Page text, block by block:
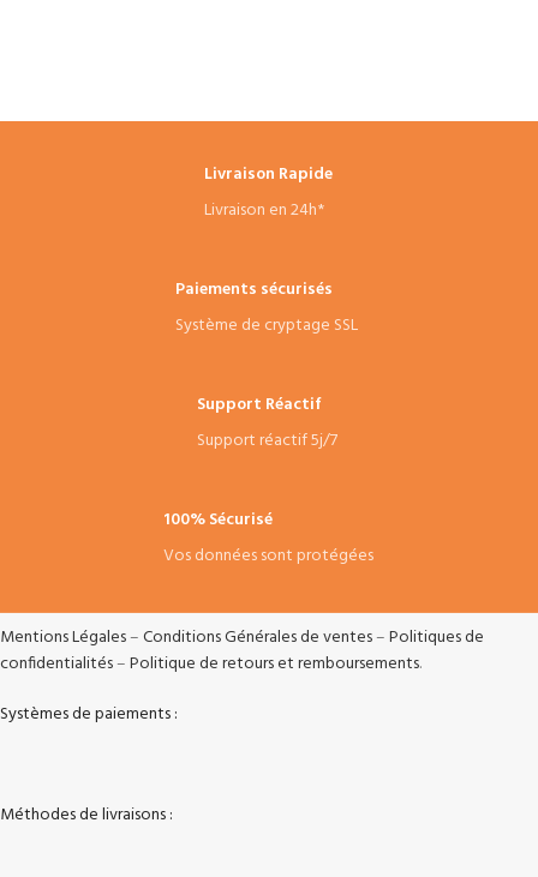
Livraison Rapide
Livraison en 24h*
Paiements sécurisés
Système de cryptage SSL
Support Réactif
Support réactif 5j/7
100% Sécurisé
Vos données sont protégées
Mentions Légales–Conditions Générales de ventes–Politiques de
confidentialités–Politique de retours et remboursements.
Systèmes de paiements :
Méthodes de livraisons :